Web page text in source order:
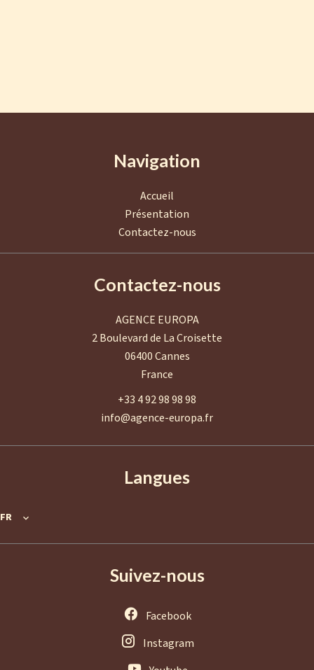
Navigation
Accueil
Présentation
Contactez-nous
Contactez-nous
AGENCE EUROPA
2 Boulevard de La Croisette
06400Cannes
France
+33 4 92 98 98 98
info@agence-europa.fr
Langues
FR
Suivez-nous
Facebook
Instagram